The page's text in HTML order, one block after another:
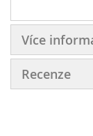
Více
Recenze